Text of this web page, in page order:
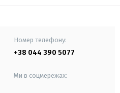
Номер телефону:
+38 044 390 5077
Ми в соцмережах: